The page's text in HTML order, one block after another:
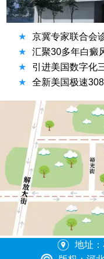
★ 京冀专家联合会
★
汇聚30多年白癜
★
引进美国数字化
★
全新美国极速
地址
方